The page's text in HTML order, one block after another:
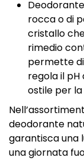
rocca o di
cristallo
rimedio
permette
regola il
ostile per
deodorante
garantisca una
una giornata